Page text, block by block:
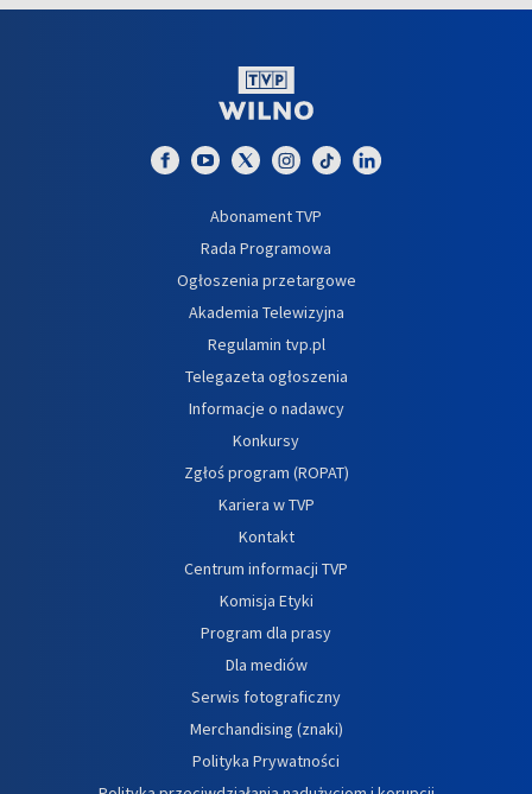
Abonament TVP
Rada Programowa
Ogłoszenia przetargowe
Akademia Telewizyjna
Regulamin tvp.pl
Telegazeta ogłoszenia
Informacje o nadawcy
Konkursy
Zgłoś program (ROPAT)
Kariera w TVP
Kontakt
Centrum informacji TVP
Komisja Etyki
Program dla prasy
Dla mediów
Serwis fotograficzny
Merchandising (znaki)
Polityka Prywatności